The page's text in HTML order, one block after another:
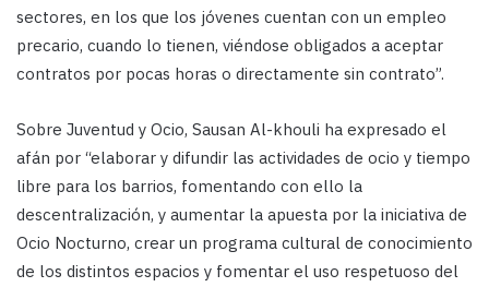
sectores, en los que los jóvenes cuentan con un empleo
precario, cuando lo tienen, viéndose obligados a aceptar
contratos por pocas horas o directamente sin contrato”.
Sobre Juventud y Ocio, Sausan Al-khouli ha expresado el
afán por “elaborar y difundir las actividades de ocio y tiempo
libre para los barrios, fomentando con ello la
descentralización, y aumentar la apuesta por la iniciativa de
Ocio Nocturno, crear un programa cultural de conocimiento
de los distintos espacios y fomentar el uso respetuoso del